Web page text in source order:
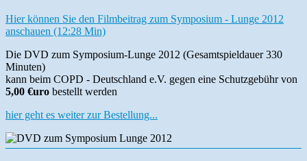
Hier können Sie den Filmbeitrag zum Symposium - Lunge 2012
anschauen (12:28 Min)
Die DVD zum Symposium-Lunge 2012 (Gesamtspieldauer 330
Minuten)
kann beim COPD - Deutschland e.V. gegen eine Schutzgebühr von
5,00 €uro bestellt werden
hier geht es weiter zur Bestellung...